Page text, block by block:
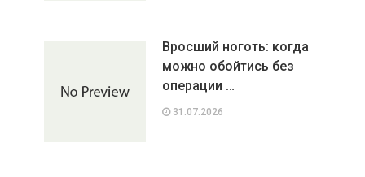
Вросший ноготь: когда
можно обойтись без
операции …
31.07.2026